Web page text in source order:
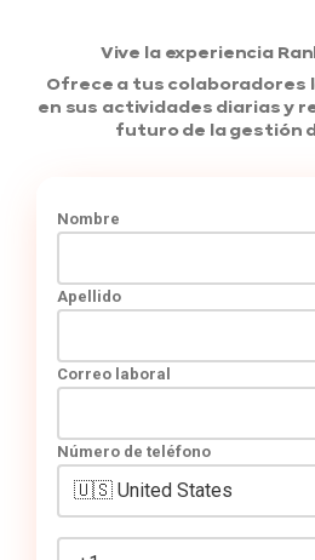
Vive la experiencia
Ofrece a tus colaboradores
en sus actividades diarias y
futuro de la gestión
Nombre
Apellido
Correo laboral
Número de teléfono